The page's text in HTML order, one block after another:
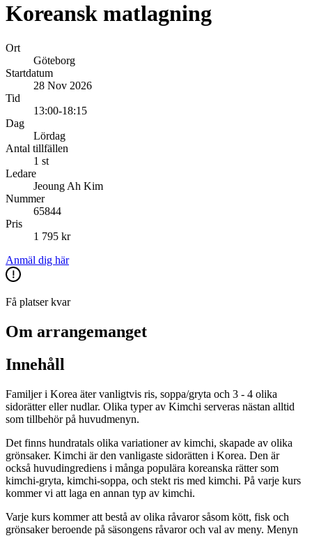
Koreansk matlagning
Ort
Göteborg
Startdatum
28 Nov 2026
Tid
13:00-18:15
Dag
Lördag
Antal tillfällen
1 st
Ledare
Jeoung Ah Kim
Nummer
65844
Pris
1 795 kr
Anmäl dig här
Få platser kvar
Om arrangemanget
Innehåll
Familjer i Korea äter vanligtvis ris, soppa/gryta och 3 - 4 olika
sidorätter eller nudlar. Olika typer av Kimchi serveras nästan alltid
som tillbehör på huvudmenyn.
Det finns hundratals olika variationer av kimchi, skapade av olika
grönsaker. Kimchi är den vanligaste sidorätten i Korea. Den är
också huvudingrediens i många populära koreanska rätter som
kimchi-gryta, kimchi-soppa, och stekt ris med kimchi. På varje kurs
kommer vi att laga en annan typ av kimchi.
Varje kurs kommer att bestå av olika råvaror såsom kött, fisk och
grönsaker beroende på säsongens råvaror och val av meny. Menyn